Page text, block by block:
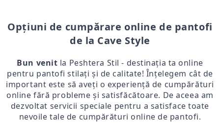
Opțiuni de cumpărare online de pantofi
de la Cave Style
Bun venit la Peshtera Stil - destinația ta online
pentru pantofi stilați și de calitate! Înțelegem cât de
important este să aveți o experiență de cumpărături
online fără probleme și satisfăcătoare. De aceea am
dezvoltat servicii speciale pentru a satisface toate
nevoile tale de cumpărături online de pantofi.